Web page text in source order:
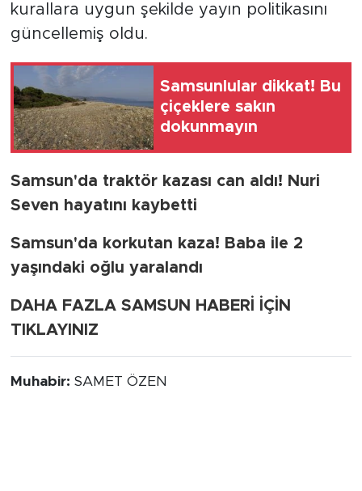
kurallara uygun şekilde yayın politikasını
güncellemiş oldu.
Samsunlular dikkat! Bu
çiçeklere sakın
dokunmayın
Samsun'da traktör kazası can aldı! Nuri
Seven hayatını kaybetti
Samsun'da korkutan kaza! Baba ile 2
yaşındaki oğlu yaralandı
DAHA FAZLA SAMSUN HABERİ İÇİN
TIKLAYINIZ
Muhabir: SAMET ÖZEN